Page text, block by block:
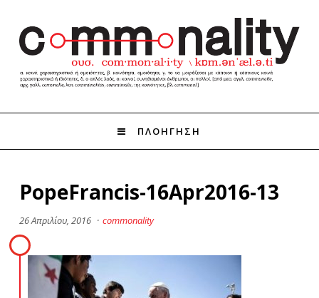
ΠΛΟΗΓΗΣΗ
PopeFrancis-16Apr2016-13
26 Απριλίου, 2016 · commonality